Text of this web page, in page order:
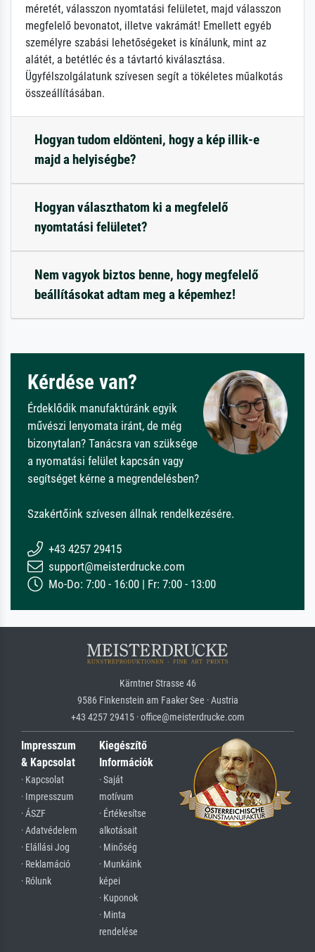
méretét, válasszon nyomtatási felületet, majd válasszon
megfelelő bevonatot, illetve vakrámát! Emellett egyéb
személyre szabási lehetőségeket is kínálunk, mint az
alátét, a betétléc és a távtartó kiválasztása.
Ügyfélszolgálatunk szívesen segít a tökéletes műalkotás
összeállításában.
Hogyan tudom eldönteni, hogy a kép illik-e
majd a helyiségbe?
Hogyan választhatom ki a megfelelő
nyomtatási felületet?
Nem vagyok biztos benne, hogy megfelelő
beállításokat adtam meg a képemhez!
Kérdése van?
Érdeklődik manufaktúránk egyik
művészi lenyomata iránt, de még
bizonytalan? Tanácsra van szüksége
a nyomatási felület kapcsán vagy
segítséget kérne a megrendelésben?
Szakértőink szívesen állnak rendelkezésére.
+43 4257 29415
support@meisterdrucke.com
Mo-Do: 7:00 - 16:00 | Fr: 7:00 - 13:00
Kärntner Strasse 46
9586 Finkenstein am Faaker See · Austria
+43 4257 29415 · office@meisterdrucke.com
Impresszum
& Kapcsolat
· Kapcsolat
· Impresszum
· ÁSZF
· Adatvédelem
· Elállási Jog
· Reklamáció
· Rólunk
Kiegészítő
Információk
· Saját
motívum
· Értékesítse
alkotásait
· Minőség
· Munkáink
képei
· Kuponok
· Minta
rendelése